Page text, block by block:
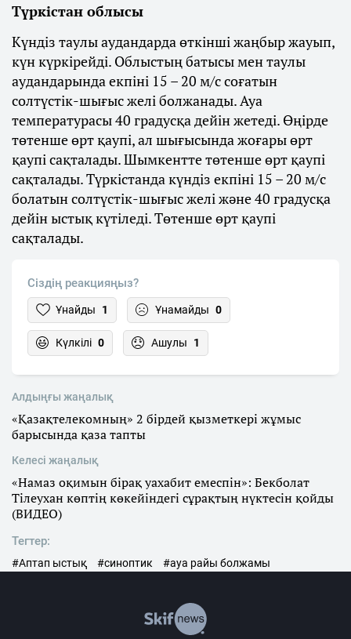
Түркістан облысы
Күндіз таулы аудандарда өткінші жаңбыр жауып,
күн күркірейді. Облыстың батысы мен таулы
аудандарында екпіні 15 – 20 м/с соғатын
солтүстік-шығыс желі болжанады. Ауа
температурасы 40 градусқа дейін жетеді. Өңірде
төтенше өрт қаупі, ал шығысында жоғары өрт
қаупі сақталады. Шымкентте төтенше өрт қаупі
сақталады. Түркістанда күндіз екпіні 15 – 20 м/с
болатын солтүстік-шығыс желі және 40 градусқа
дейін ыстық күтіледі. Төтенше өрт қаупі
сақталады.
Сіздің реакцияңыз?
Ұнайды 1 Ұнамайды 0
Күлкілі 0 Ашулы 1
Алдыңғы жаңалық
«Қазақтелекомның» 2 бірдей қызметкері жұмыс
барысында қаза тапты
Келесі жаңалық
«Намаз оқимын бірақ уахабит емеспін»: Бекболат
Тілеухан көптің көкейіндегі сұрақтың нүктесін қойды
(ВИДЕО)
Тегтер:
#Аптап ыстық #синоптик #ауа райы болжамы